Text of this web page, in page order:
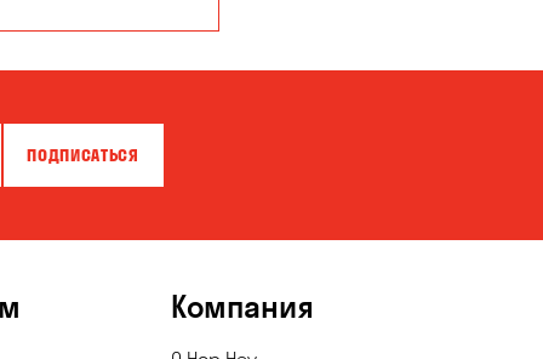
Бровары
Гатное
ПОДПИСАТЬСЯ
Компания